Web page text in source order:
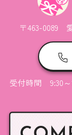
〒463-0089
受付時間 9:30～